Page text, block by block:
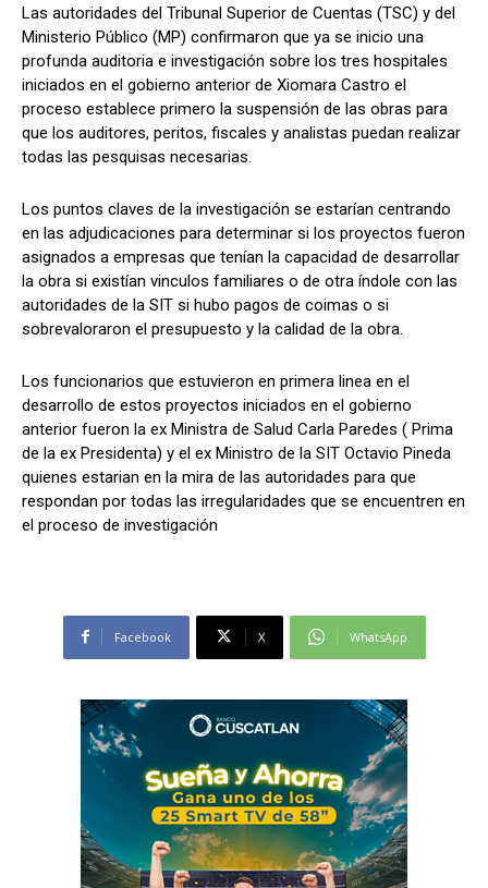
Comparta
Facebook X WhatsApp
Síganos
Comparta
Facebook X WhatsApp
Síganos
Las autoridades del Tribunal Superior de Cuentas (TSC) y del
Ministerio Público (MP) confirmaron que ya se inicio una
profunda auditoria e investigación sobre los tres hospitales
iniciados en el gobierno anterior de Xiomara Castro el
proceso establece primero la suspensión de las obras para
que los auditores, peritos, fiscales y analistas puedan realizar
todas las pesquisas necesarias.
Los puntos claves de la investigación se estarían centrando
en las adjudicaciones para determinar si los proyectos fueron
asignados a empresas que tenían la capacidad de desarrollar
la obra si existían vinculos familiares o de otra índole con las
autoridades de la SIT si hubo pagos de coimas o si
sobrevaloraron el presupuesto y la calidad de la obra.
Los funcionarios que estuvieron en primera linea en el
desarrollo de estos proyectos iniciados en el gobierno
anterior fueron la ex Ministra de Salud Carla Paredes ( Prima
de la ex Presidenta) y el ex Ministro de la SIT Octavio Pineda
quienes estarian en la mira de las autoridades para que
respondan por todas las irregularidades que se encuentren en
el proceso de investigación
Facebook X WhatsApp